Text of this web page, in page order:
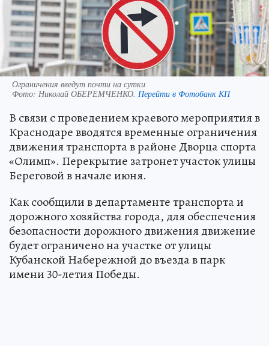
Ограничения введут почти на сутки
Фото: Николай ОБЕРЕМЧЕНКО. Перейти в Фотобанк КП
В связи с проведением краевого мероприятия в
Краснодаре вводятся временные ограничения
движения транспорта в районе Дворца спорта
«Олимп». Перекрытие затронет участок улицы
Береговой в начале июня.
Как сообщили в департаменте транспорта и
дорожного хозяйства города, для обеспечения
безопасности дорожного движения движение
будет ограничено на участке от улицы
Кубанской Набережной до въезда в парк
имени 30-летия Победы.